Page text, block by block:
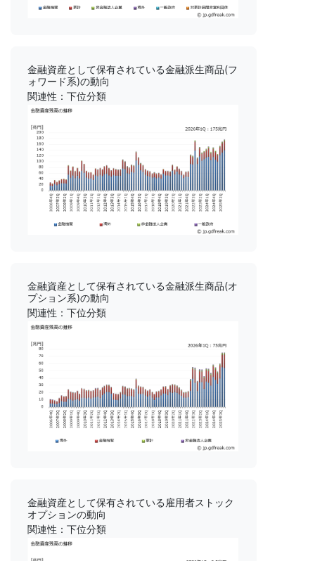
金融資産として保有されている金融派生商品(フ
ォワード系)の動向
関連性：下位分類
金融資産として保有されている金融派生商品(オ
プション系)の動向
関連性：下位分類
金融資産として保有されている雇用者ストック
オプションの動向
関連性：下位分類